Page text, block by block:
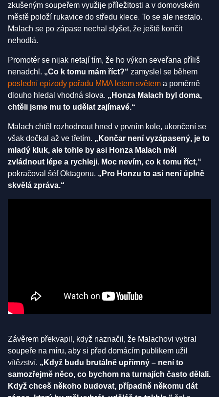
zkušeným soupeřem využije příležitosti a v domovském
městě položí rukavice do středu klece. To se ale nestalo.
Malach se po zápase nechal slyšet, že ještě končit
nehodlá.
Promotér se nijak netají tím, že ho výkon seveřana příliš
nenadchl. „Co k tomu mám říct?“ zamyslel se během
poslední epizody pořadu MMA letem světem a poměrně
dlouho hledal vhodná slova. „Honza Malach byl doma,
chtěli jsme mu to udělat zajímavé.“
Malach chtěl rozhodnout hned v prvním kole, ukončení se
však dočkal až ve třetím. „Končar není vyzápasený, je to
mladý kluk, ale tohle by asi Honza Malach měl
zvládnout lépe a rychleji. Moc nevím, co k tomu říct,“
pokračoval šéf Oktagonu. „Pro Honzu to asi není úplně
skvělá zpráva.“
Závěrem překvapil, když naznačil, že Malachovi vybral
soupeře na míru, aby si před domácím publikem užil
vítězství. „Když budu brutálně upřímný – není to
samozřejmě něco, co bychom na turnajích často dělali.
Když chceš někoho budovat, případně někomu dát